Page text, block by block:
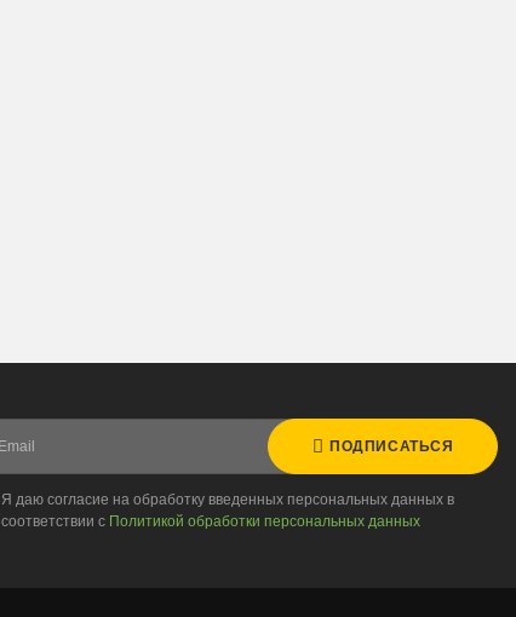
ПОДПИСАТЬСЯ
Я даю согласие на обработку введенных персональных данных в
соответствии с Политикой обработки персональных данных